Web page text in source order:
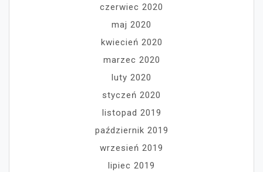
czerwiec 2020
maj 2020
kwiecień 2020
marzec 2020
luty 2020
styczeń 2020
listopad 2019
październik 2019
wrzesień 2019
lipiec 2019